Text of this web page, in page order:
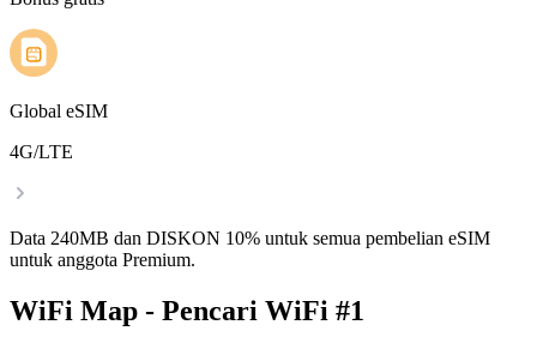
Global eSIM
4G/LTE
Data 240MB dan DISKON 10% untuk semua pembelian eSIM
untuk anggota Premium.
WiFi Map - Pencari WiFi #1